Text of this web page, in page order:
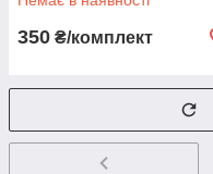
350 ₴/комплект